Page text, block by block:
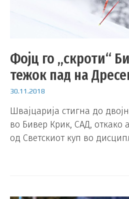
Фојц го „скроти“
тежок пад на
30.11.2018
Швајцарија стигна до
во Бивер Крик, САД, откако
од Светскиот куп во